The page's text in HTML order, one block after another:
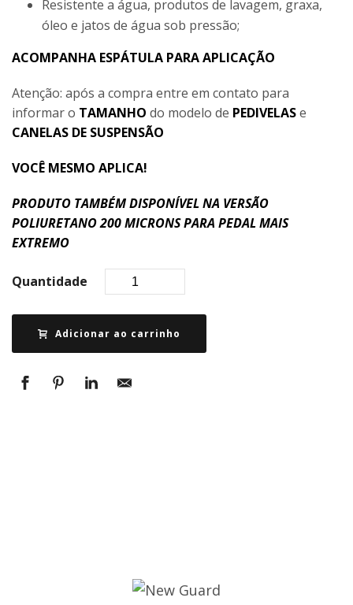
Resistente a água, produtos de lavagem, graxa,
óleo e jatos de água sob pressão;
ACOMPANHA ESPÁTULA PARA APLICAÇÃO
Atenção: após a compra entre em contato para
informar o TAMANHO do modelo de PEDIVELASe
CANELAS DE SUSPENSÃO
VOCÊ MESMO APLICA!
PRODUTO TAMBÉM DISPONÍVEL NA VERSÃO
POLIURETANO 200 MICRONS PARA PEDAL MAIS
EXTREMO
Quantidade
Adicionar ao carrinho